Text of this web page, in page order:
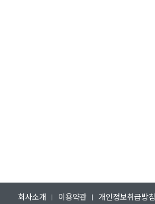
회사소개 이용약관 개인정보취급방침